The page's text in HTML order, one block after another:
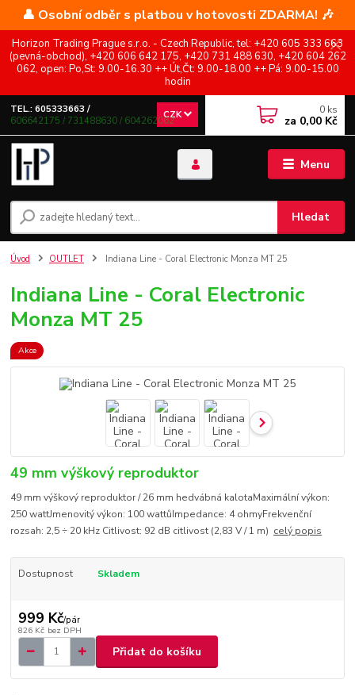
👤 Osobní odběr s platbou v hotovosti ZDARMA! 🎶
Horizon Trading Prague s.r.o. - Czech Republic, tel: +420 605 333 663
(pevná-obchod), +420 606 642 175, +420 731 488 630, +420 604 262
062, open: Po,St: 9.00-16.30 ++ Út,Čt: 9.00-18.00 ++ Pá: 9.00-15.00
hodin
Menu
CZK
Hledat
TEL.: 605333663 /
606642175 / 731488630 / 604262062
0 ks
za 0,00 Kč
Úvod OUTLET Indiana Line - Coral Electronic Monza MT 25
Indiana Line - Coral Electronic
Monza MT 25
Akce
49 mm výškový reproduktor
49 mm výškový reproduktor / 26 mm hedvábná kalotaMaximální výkon:
250 wattJmenovitý výkon: 100 wattůImpedance: 4 ohmyFrekvenční
rozsah: 2,5 ÷ 20 kHz Citlivost: 92 dB citlivost (2,83 V / 1 m) celý popis
Dostupnost Skladem
999 Kč/pár
826 Kč bez DPH
Přidat do košíku